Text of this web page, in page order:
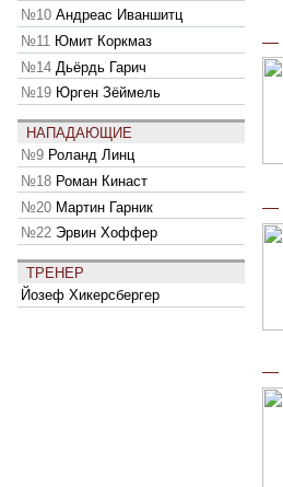
№10 Андреас Иваншитц
№11 Юмит Коркмаз
№14 Дьёрдь Гарич
№19 Юрген Зёймель
НАПАДАЮЩИЕ
№9 Роланд Линц
№18 Роман Кинаст
№20 Мартин Гарник
№22 Эрвин Хоффер
ТРЕНЕР
Йозеф Хикерсбергер
—
—
—